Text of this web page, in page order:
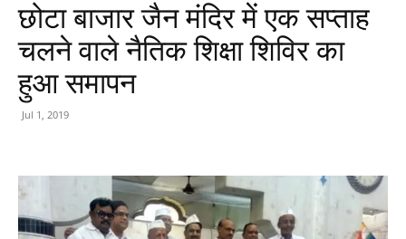
छोटा बाजार जैन मंदिर में एक सप्ताह
चलने वाले नैतिक शिक्षा शिविर का
हुआ समापन
Jul 1, 2019